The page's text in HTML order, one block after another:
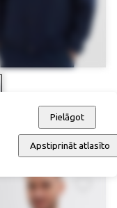
Bluzons
75,90 €
Pielāgot
Apstiprināt atlasīto